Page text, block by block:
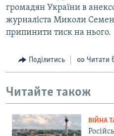
громадян України в
журналіста Миколи
припинити тиск на нього.
Поділитись Читати
Читайте також
ВІЙНА